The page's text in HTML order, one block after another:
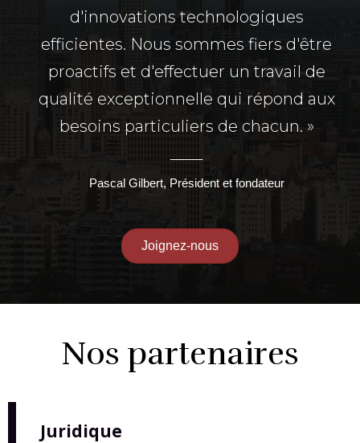
d'innovations technologiques
efficientes. Nous sommes fiers d'être
proactifs et d'effectuer un travail de
qualité exceptionnelle qui répond aux
besoins particuliers de chacun. »
Pascal Gilbert, Président et fondateur
Joignez-nous
Nos partenaires
Juridique